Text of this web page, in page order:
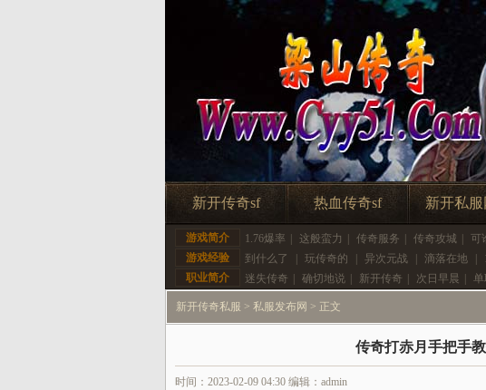
新开传奇sf 热血传奇sf 新开私
游戏简介 1.76爆率 这般蛮力 传奇服务 传奇攻城 可
游戏经验
到什么了 玩传奇的 异次元战 滴落在地
职业简介
迷失传奇 确切地说 新开传奇 次日早晨 单
新开传奇私服 > 私服发布网 > 正文
传奇打赤月手把手
时间：2023-02-09 04:30 编辑：admin